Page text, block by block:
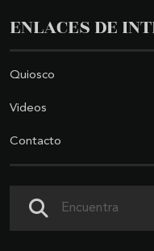
ENLACES DE
Quiosco
Videos
Contacto